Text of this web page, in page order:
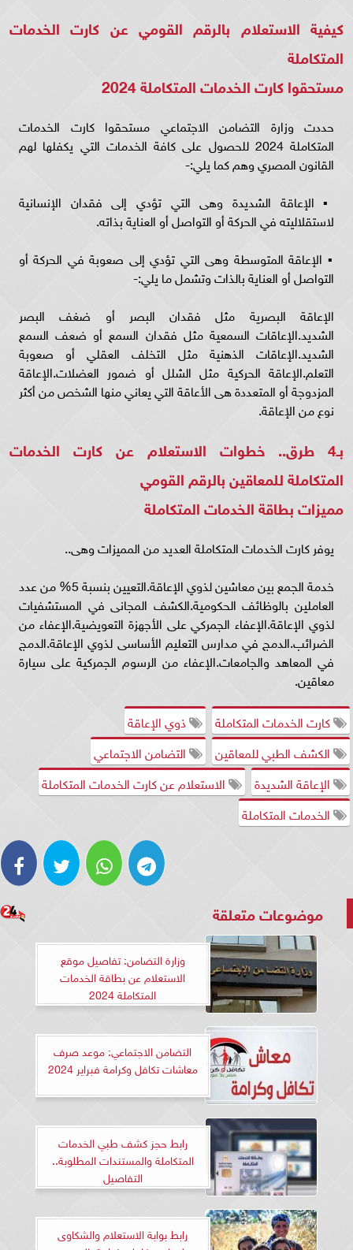
كيفية الاستعلام بالرقم القومي عن كارت الخدمات
المتكاملة
مستحقوا كارت الخدمات المتكاملة 2024
حددت وزارة التضامن الاجتماعي مستحقوا كارت الخدمات
المتكاملة 2024 للحصول على كافة الخدمات التي يكفلها لهم
القانون المصري وهم كما يلي:-
▪︎ الإعاقة الشديدة وهى التي تؤدي إلى فقدان الإنسانية
لاستقلاليته في الحركة أو التواصل أو العناية بذاته.
▪︎ الإعاقة المتوسطة وهى التي تؤدي إلى صعوبة في الحركة أو
التواصل أو العناية بالذات وتشمل ما يلي:-
الإعاقة البصرية مثل فقدان البصر أو ضغف البصر
الشديد.الإعاقات السمعية مثل فقدان السمع أو ضعف السمع
الشديد.الإعاقات الذهنية مثل التخلف العقلي أو صعوبة
التعلم.الإعاقة الحركية مثل الشلل أو ضمور العضلات.الإعاقة
المزدوجة أو المتعددة هى الأعاقة التي يعاني منها الشخص من أكثر
نوع من الإعاقة.
بـ4 طرق.. خطوات الاستعلام عن كارت الخدمات
المتكاملة للمعاقين بالرقم القومي
مميزات بطاقة الخدمات المتكاملة
يوفر كارت الخدمات المتكاملة العديد من المميزات وهى..
خدمة الجمع بين معاشين لذوي الإعاقة.التعيين بنسبة 5% من عدد
العاملين بالوظائف الحكومية.الكشف المجانى في المستشفيات
لذوي الإعاقة.الإعفاء الجمركي على الأجهزة التعويضية.الإعفاء من
الضرائب.الدمج في مدارس التعليم الأساسى لذوي الإعاقة.الدمج
في المعاهد والجامعات.الإعفاء من الرسوم الجمركية على سيارة
معاقين.
كارت الخدمات المتكاملة
ذوي الإعاقة
الكشف الطبي للمعاقين
التضامن الاجتماعي
الإعاقة الشديدة
الاستعلام عن كارت الخدمات المتكاملة
الخدمات المتكاملة
موضوعات متعلقة
وزارة التضامن: تفاصيل موقع
الاستعلام عن بطاقة الخدمات
المتكاملة 2024
التضامن الاجتماعي: موعد صرف
معاشات تكافل وكرامة فبراير 2024
رابط حجز كشف طبي الخدمات
المتكاملة والمستندات المطلوبة..
التفاصيل
رابط بوابة الاستعلام والشكاوى